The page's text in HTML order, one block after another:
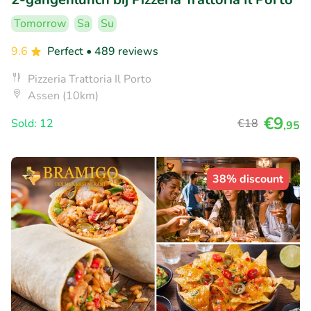
Tomorrow Sa
Su
9.6
Perfect • 489 reviews
Pizzeria Trattoria Il Porto
Assen (10km)
Sold: 12
€18 €9,95
38% discount